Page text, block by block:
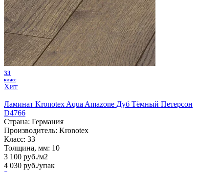
33
класс
Хит
Ламинат Kronotex Aqua Amazone Дуб Тёмный Петерсон
D4766
Страна: Германия
Производитель: Kronotex
Класс: 33
Толщина, мм: 10
3 100 руб./м2
4 030 руб./упак